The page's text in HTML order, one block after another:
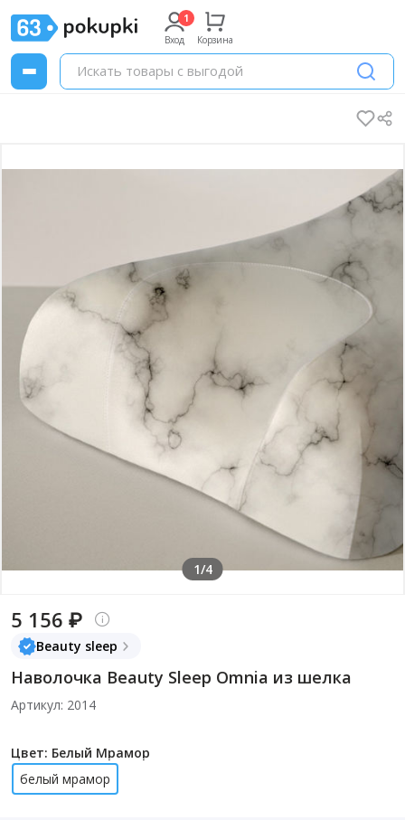
Вход Корзина
1/4
5 156 ₽
Beauty sleep
Наволочка Beauty Sleep Omnia из шелка
Артикул: 2014
Цвет: Белый Мрамор
белый мрамор